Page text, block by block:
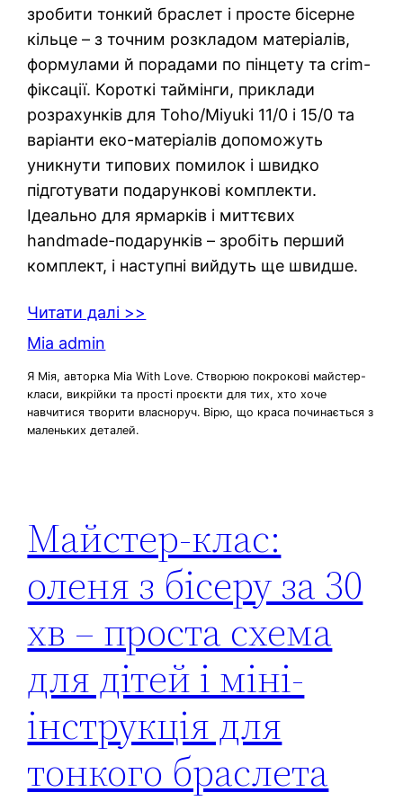
зробити тонкий браслет і просте бісерне
кільце – з точним розкладом матеріалів,
формулами й порадами по пінцету та crim-
фіксації. Короткі таймінги, приклади
розрахунків для Toho/Miyuki 11/0 і 15/0 та
варіанти еко-матеріалів допоможуть
уникнути типових помилок і швидко
підготувати подарункові комплекти.
Ідеально для ярмарків і миттєвих
handmade-подарунків – зробіть перший
комплект, і наступні вийдуть ще швидше.
Читати далі >>
Mia admin
Я Мія, авторка Mia With Love. Створюю покрокові майстер-
класи, викрійки та прості проєкти для тих, хто хоче
навчитися творити власноруч. Вірю, що краса починається з
маленьких деталей.
Майстер-клас:
оленя з бісеру за 30
хв – проста схема
для дітей і міні-
інструкція для
тонкого браслета